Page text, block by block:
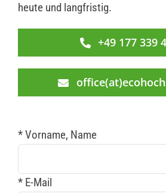
heute und langfristig.
+49 177 339
* Vorname, Name
* E-Mail